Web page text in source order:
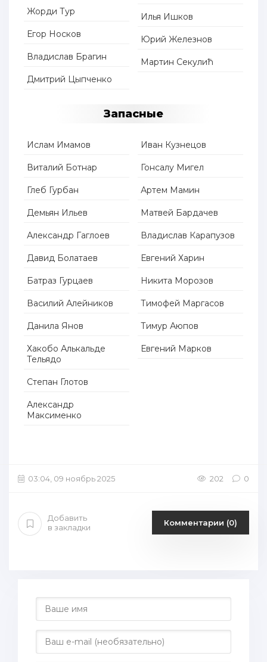
Жорди Тур
Егор Носков
Владислав Брагин
Дмитрий Цыпченко
Илья Ишков
Юрий Железнов
Мартин Секулић
Запасные
Ислам Имамов
Виталий Ботнар
Глеб Гурбан
Демьян Ильев
Александр Гаглоев
Давид Болатаев
Батраз Гурцаев
Василий Алейников
Данила Янов
Хакобо Алькальде
Тельядо
Степан Глотов
Александр
Максименко
Иван Кузнецов
Гонсалу Мигел
Артем Мамин
Матвей Бардачев
Владислав Карапузов
Евгений Харин
Никита Морозов
Тимофей Маргасов
Тимур Аюпов
Евгений Марков
03:04, 09 ноябрь 2025 202 0
Добавить
в закладки
Комментарии (0)